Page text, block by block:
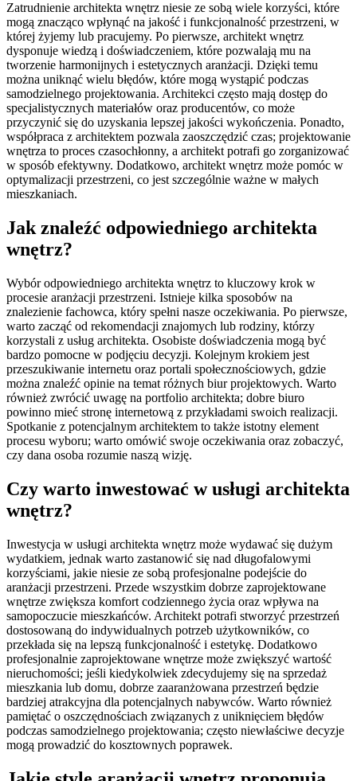
Zatrudnienie architekta wnętrz niesie ze sobą wiele korzyści, które
mogą znacząco wpłynąć na jakość i funkcjonalność przestrzeni, w
której żyjemy lub pracujemy. Po pierwsze, architekt wnętrz
dysponuje wiedzą i doświadczeniem, które pozwalają mu na
tworzenie harmonijnych i estetycznych aranżacji. Dzięki temu
można uniknąć wielu błędów, które mogą wystąpić podczas
samodzielnego projektowania. Architekci często mają dostęp do
specjalistycznych materiałów oraz producentów, co może
przyczynić się do uzyskania lepszej jakości wykończenia. Ponadto,
współpraca z architektem pozwala zaoszczędzić czas; projektowanie
wnętrza to proces czasochłonny, a architekt potrafi go zorganizować
w sposób efektywny. Dodatkowo, architekt wnętrz może pomóc w
optymalizacji przestrzeni, co jest szczególnie ważne w małych
mieszkaniach.
Jak znaleźć odpowiedniego architekta
wnętrz?
Wybór odpowiedniego architekta wnętrz to kluczowy krok w
procesie aranżacji przestrzeni. Istnieje kilka sposobów na
znalezienie fachowca, który spełni nasze oczekiwania. Po pierwsze,
warto zacząć od rekomendacji znajomych lub rodziny, którzy
korzystali z usług architekta. Osobiste doświadczenia mogą być
bardzo pomocne w podjęciu decyzji. Kolejnym krokiem jest
przeszukiwanie internetu oraz portali społecznościowych, gdzie
można znaleźć opinie na temat różnych biur projektowych. Warto
również zwrócić uwagę na portfolio architekta; dobre biuro
powinno mieć stronę internetową z przykładami swoich realizacji.
Spotkanie z potencjalnym architektem to także istotny element
procesu wyboru; warto omówić swoje oczekiwania oraz zobaczyć,
czy dana osoba rozumie naszą wizję.
Czy warto inwestować w usługi architekta
wnętrz?
Inwestycja w usługi architekta wnętrz może wydawać się dużym
wydatkiem, jednak warto zastanowić się nad długofalowymi
korzyściami, jakie niesie ze sobą profesjonalne podejście do
aranżacji przestrzeni. Przede wszystkim dobrze zaprojektowane
wnętrze zwiększa komfort codziennego życia oraz wpływa na
samopoczucie mieszkańców. Architekt potrafi stworzyć przestrzeń
dostosowaną do indywidualnych potrzeb użytkowników, co
przekłada się na lepszą funkcjonalność i estetykę. Dodatkowo
profesjonalnie zaprojektowane wnętrze może zwiększyć wartość
nieruchomości; jeśli kiedykolwiek zdecydujemy się na sprzedaż
mieszkania lub domu, dobrze zaaranżowana przestrzeń będzie
bardziej atrakcyjna dla potencjalnych nabywców. Warto również
pamiętać o oszczędnościach związanych z uniknięciem błędów
podczas samodzielnego projektowania; często niewłaściwe decyzje
mogą prowadzić do kosztownych poprawek.